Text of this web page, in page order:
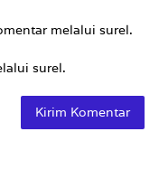
melalui surel.
surel.